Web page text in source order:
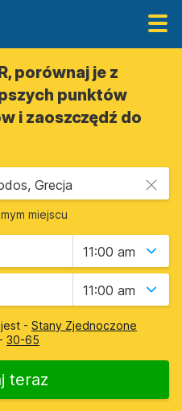
porównaj je z
punktów
i zaoszczędź do
Grecja
miejscu
11:00 am
11:00 am
- Stany Zjednoczone
30-65
teraz